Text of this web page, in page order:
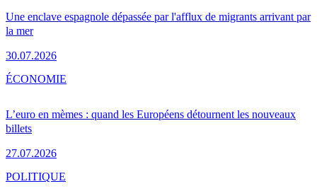
Une enclave espagnole dépassée par l'afflux de migrants arrivant par
la mer
30.07.2026
L’euro en mèmes : quand les Européens détournent les nouveaux
billets
27.07.2026
ÉCONOMIE
POLITIQUE